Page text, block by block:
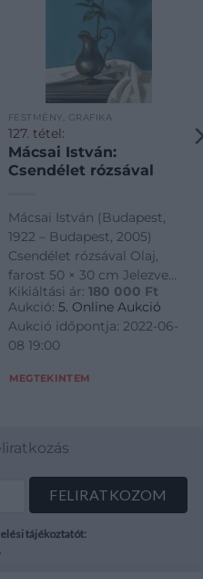
FESTMÉNY, GRAFIKA
127. tétel:
Mácsai István:
Csendélet rózsával
Mácsai István (Budapest,
1922 – Budapest, 2005)
Csendélet rózsával Olaj,
farost 50 × 30 cm Jelezve
balra lent: Mácsai
Kikiáltási ár: 180 000 Ft
Aukció: 5. Online Aukció
Aukció időpontja: 2022-06-
08 19:00
MEGTEKINTEM
tájékoztatót: